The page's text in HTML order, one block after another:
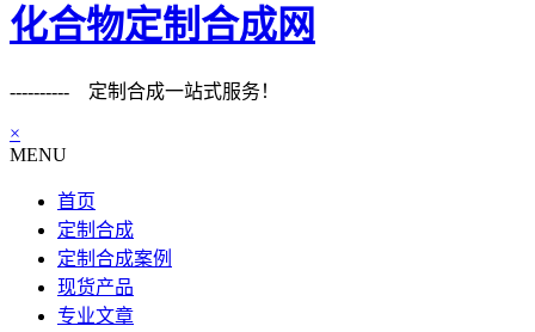
化合物定制合成网
---------- 定制合成一站式服务！
×
MENU
首页
定制合成
定制合成案例
现货产品
专业文章